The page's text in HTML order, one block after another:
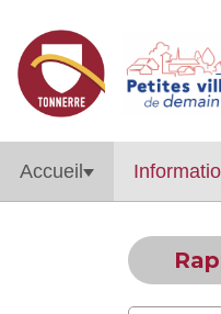
Accueil